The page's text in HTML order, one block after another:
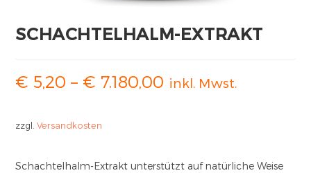
SCHACHTELHALM-EXTRAKT
€ 5,20 – € 7.180,00 inkl. Mwst.
zzgl.Versandkosten
Schachtelhalm-Extrakt unterstützt auf natürliche Weise